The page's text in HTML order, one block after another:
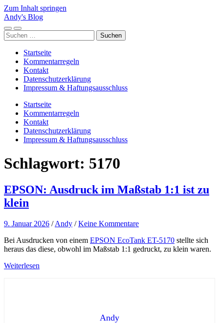
Zum Inhalt springen
Andy's Blog
Mobile-
Menü
Suchfeld
ein-/ausblenden
Suchen
nach:
Startseite
Kommentarregeln
Kontakt
Datenschutzerklärung
Impressum & Haftungsausschluss
Startseite
Kommentarregeln
Kontakt
Datenschutzerklärung
Impressum & Haftungsausschluss
Schlagwort: 5170
EPSON: Ausdruck im Maßstab 1:1 ist zu
klein
9. Januar 2026 /Andy /Keine Kommentare
Bei Ausdrucken von einem EPSON EcoTank ET-5170 stellte sich
heraus das diese, obwohl im Maßstab 1:1 gedruckt, zu klein waren.
Weiterlesen
Andy